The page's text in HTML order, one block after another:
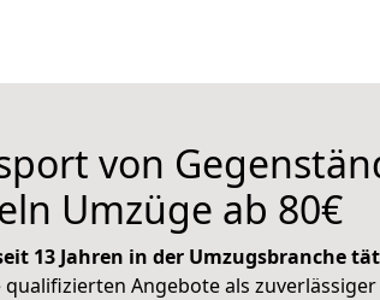
von
Umzüge ab 80€
13 Jahren in der Umzugsbranche
Angebote als